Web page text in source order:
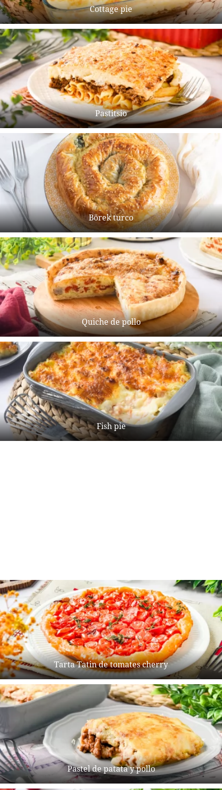
Cottage pie
Pastitsio
Börek turco
Quiche de pollo
Fish pie
Tarta Tatin de tomates cherry
Pastel de patata y pollo